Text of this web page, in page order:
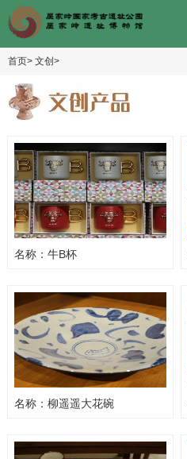
首页> 文创>
名称：牛B杯
名称：柳遥遥大花碗